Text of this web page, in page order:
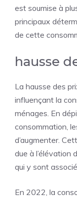
est soumise à
principaux
de cette
hausse
La hausse des
influençant la
ménages. En
consommation,
d’augmenter.
due à l’élévation
qui y sont
En 2022, la